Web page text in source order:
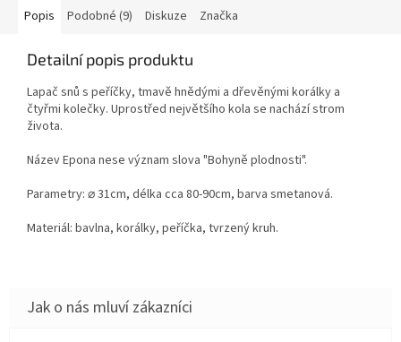
Popis Podobné (9) Diskuze Značka
Detailní popis produktu
Lapač snů s peříčky, tmavě hnědými a dřevěnými korálky a
čtyřmi kolečky. Uprostřed největšího kola se nachází strom
života.
Název Epona nese význam slova "Bohyně plodnosti".
Parametry: ⌀ 31cm, délka cca 80-90cm, barva smetanová.
Materiál: bavlna, korálky, peříčka, tvrzený kruh.